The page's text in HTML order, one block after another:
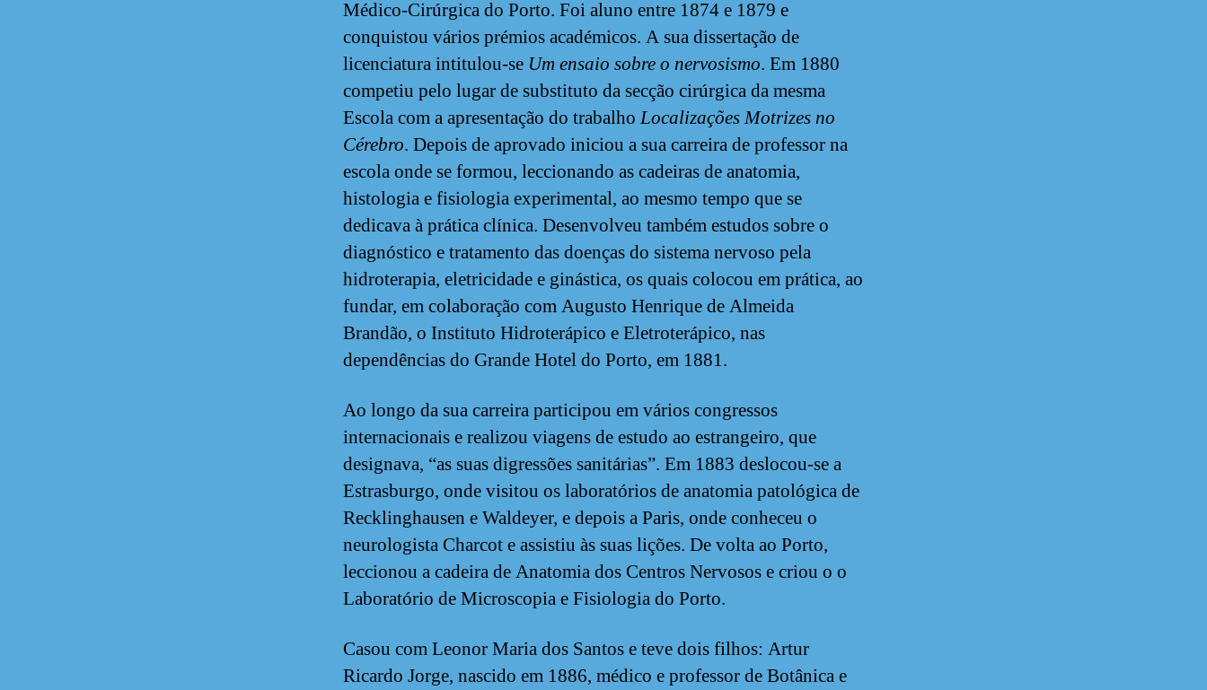
Médico-Cirúrgica do Porto. Foi aluno entre 1874 e 1879 e
conquistou vários prémios académicos. A sua dissertação de
licenciatura intitulou-se Um ensaio sobre o nervosismo. Em 1880
competiu pelo lugar de substituto da secção cirúrgica da mesma
Escola com a apresentação do trabalhoLocalizações Motrizes no
Cérebro. Depois de aprovado iniciou a sua carreira de professor na
escola onde se formou, leccionando as cadeiras de anatomia,
histologia e fisiologia experimental, ao mesmo tempo que se
dedicava à prática clínica. Desenvolveu também estudos sobre o
diagnóstico e tratamento das doenças do sistema nervoso pela
hidroterapia, eletricidade e ginástica, os quais colocou em prática, ao
fundar, em colaboração com Augusto Henrique de Almeida
Brandão, o Instituto Hidroterápico e Eletroterápico, nas
dependências do Grande Hotel do Porto, em 1881.
Ao longo da sua carreira participou em vários congressos
internacionais e realizou viagens de estudo ao estrangeiro, que
designava, “as suas digressões sanitárias”. Em 1883 deslocou-se a
Estrasburgo, onde visitou os laboratórios de anatomia patológica de
Recklinghausen e Waldeyer, e depois a Paris, onde conheceu o
neurologista Charcot e assistiu às suas lições. De volta ao Porto,
leccionou a cadeira de Anatomia dos Centros Nervosos e criou o o
Laboratório de Microscopia e Fisiologia do Porto.
Casou com Leonor Maria dos Santos e teve dois filhos: Artur
Ricardo Jorge, nascido em 1886, médico e professor de Botânica e